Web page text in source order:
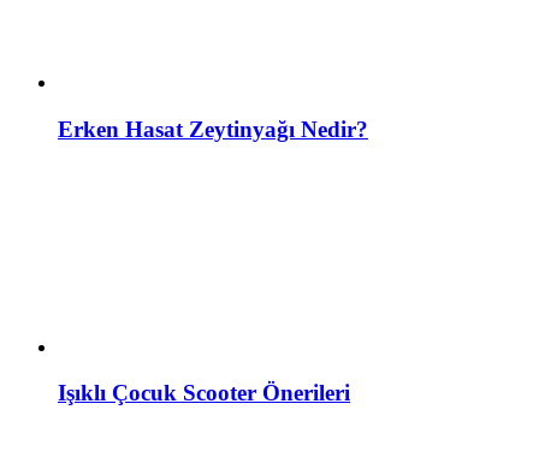
Erken Hasat Zeytinyağı Nedir?
Işıklı Çocuk Scooter Önerileri